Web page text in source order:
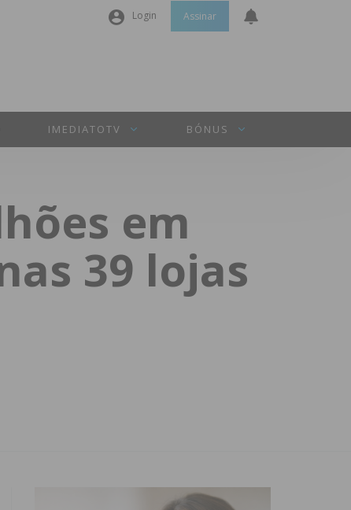
Login
Senha
INICIAR SESSÃO
Perdeu a sua senha?
Assinar
IMEDIATOTV BÓNUS
em
39 lojas